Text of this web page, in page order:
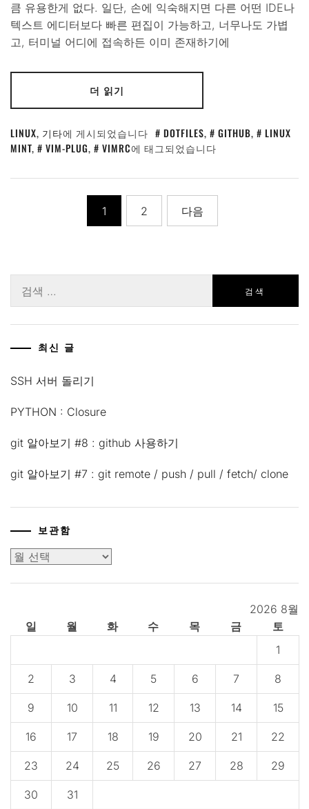
큼 유용한게 없다. 일단, 손에 익숙해지면 다른 어떤 IDE나
텍스트 에디터보다 빠른 편집이 가능하고, 너무나도 가볍
고, 터미널 어디에 접속하든 이미 존재하기에
더 읽기
LINUX, 기타에 게시되었습니다 DOTFILES, GITHUB,
LINUX
MINT, VIM-PLUG, VIMRC에 태그되었습니다
지
매
1 2 다음
색:
최신 글
SSH 서버 돌리기
PYTHON : Closure
git 알아보기 #8 : github 사용하기
git 알아보기 #7 : git remote / push / pull / fetch/ clone
보관함
보
2026 8월
일
월 화 수 목 금
토
1
2 3 4 5 6 7 8
9 10 11 12 13 14 15
16 17 18 19 20 21 22
23 24 25 26 27 28 29
30
31